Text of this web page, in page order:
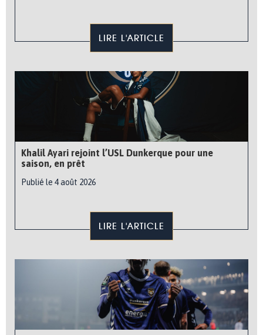
LIRE L'ARTICLE
Khalil Ayari rejoint l’USL Dunkerque pour une
saison, en prêt
Publié le 4 août 2026
LIRE L'ARTICLE